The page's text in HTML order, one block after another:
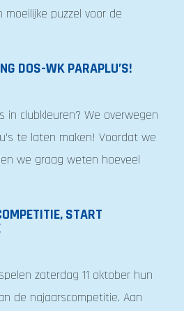
puzzel voor de
DOS-WK PARAPLU’S!
in clubkleuren? We overwegen
te laten maken! Voordat we
we graag weten hoeveel
START
zaterdag 11 oktober hun
de najaarscompetitie. Aan